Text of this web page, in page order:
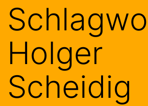
Holger
Scheidig